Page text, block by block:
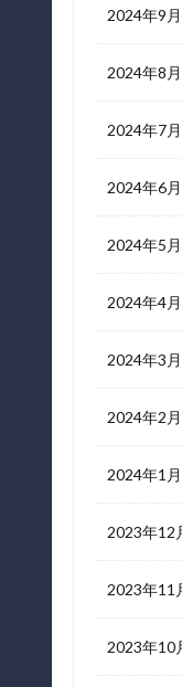
2024年9月
2024年8月
2024年7月
2024年6月
2024年5月
2024年4月
2024年3月
2024年2月
2024年1月
2023年12
2023年11
2023年10